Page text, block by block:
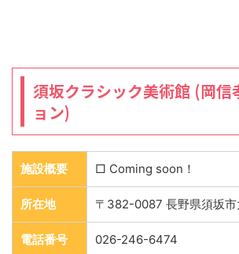
須坂クラシック美術館 (岡信
ョン)
施設概要 □ Coming soon！
所在地 〒382-0087 長野県須坂
電話番号 026-246-6474